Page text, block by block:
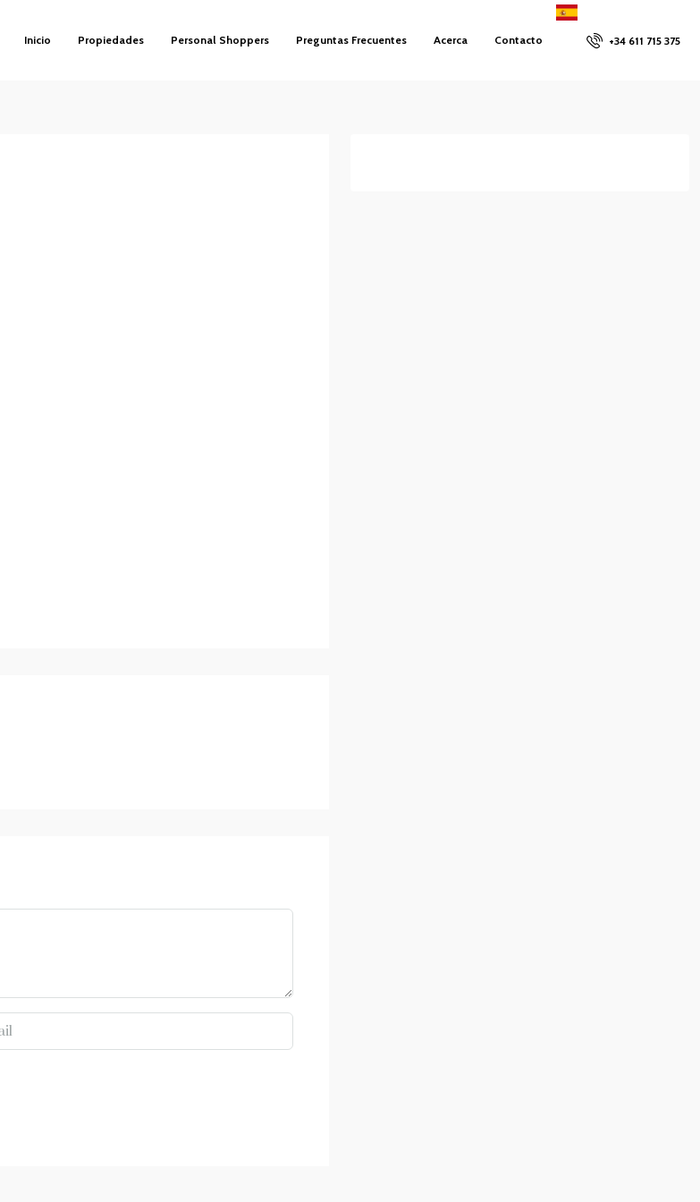
Inicio Propiedades Personal Shoppers Preguntas Frecuentes Acerca Contacto +34 611 715 375